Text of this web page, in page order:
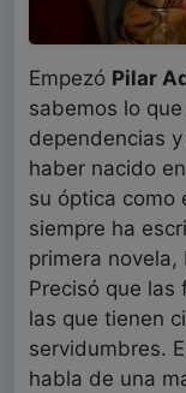
Empezó Pilar
sabemos lo
dependencias
haber nacido
su óptica como
siempre ha
primera novela,
Precisó que las
las que tienen
servidumbres.
habla de una